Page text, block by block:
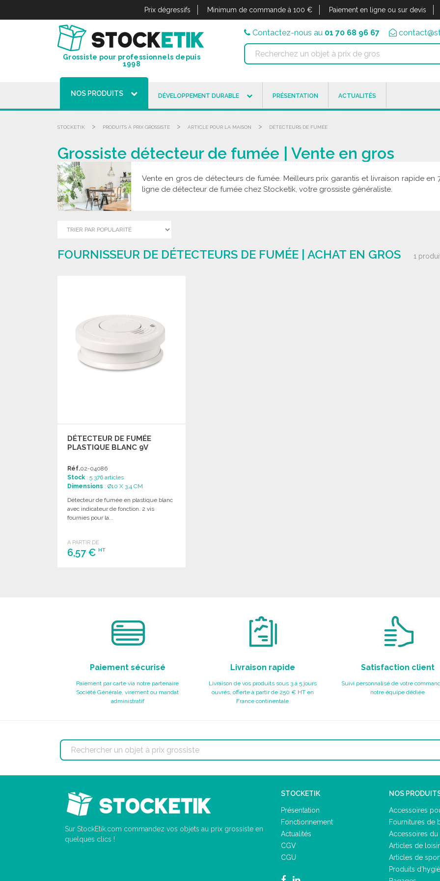
Prix dégressifs Minimum de commande à 100 € Paiement en ligne ou sur devis
Grossiste pour professionnels depuis
1998
Contactez-nous au 01 70 68 96 67
NOS PRODUITS DÉVELOPPEMENT DURABLE PRÉSENTATION ACTUALITÉS
STOCKETIK > PRODUITS À PRIX GROSSISTE > ARTICLE POUR LA MAISON > DÉTECTEURS DE FUMÉE
Grossiste détecteur de fumée | Vente en gros
Vente en gros de détecteurs de fumée. Meilleurs prix garantis et livraison rapide
ligne de détecteur de fumée chez Stocketik, votre grossiste généraliste.
FOURNISSEUR DE DÉTECTEURS DE FUMÉE | ACHAT EN GROS 1
DÉTECTEUR DE FUMÉE
PLASTIQUE BLANC 9V
Réf.02-04086
Stock : 5 376 articles
Dimensions : Ø10 X 3,4 CM
Détecteur de fumée en plastique blanc
avec indicateur de fonction. 2 vis
fournies pour la...
A PARTIR DE
6,57 € HT
Paiement sécurisé
Paiement par carte via notre partenaire
Société Générale, virement ou mandat
administratif
Livraison rapide
Livraison de vos produits sous 3 à 5 jours
ouvrés, offerte à partir de 250 € HT en
France continentale
Satisfaction client
Suivi personnalisé de votre
notre équipe dédiée
Sur StockEtik.com commandez vos objets au prix grossiste en
quelques clics !
STOCKETIK
Présentation
Fonctionnement
Actualités
CGV
CGU
NOS
Accessoires
Fournitures de
Accessoires
Articles de loisir
Articles de
Produits